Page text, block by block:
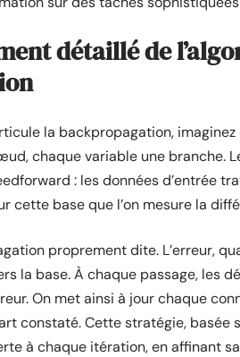
détaillé de
la backpropagation,
chaque variable une branche.
: les données d’entrée
cette base que l’on mesure la
proprement dite. L’erreur,
la base. À chaque passage, les
On met ainsi à jour chaque
constaté. Cette stratégie,
à chaque itération, en affinant